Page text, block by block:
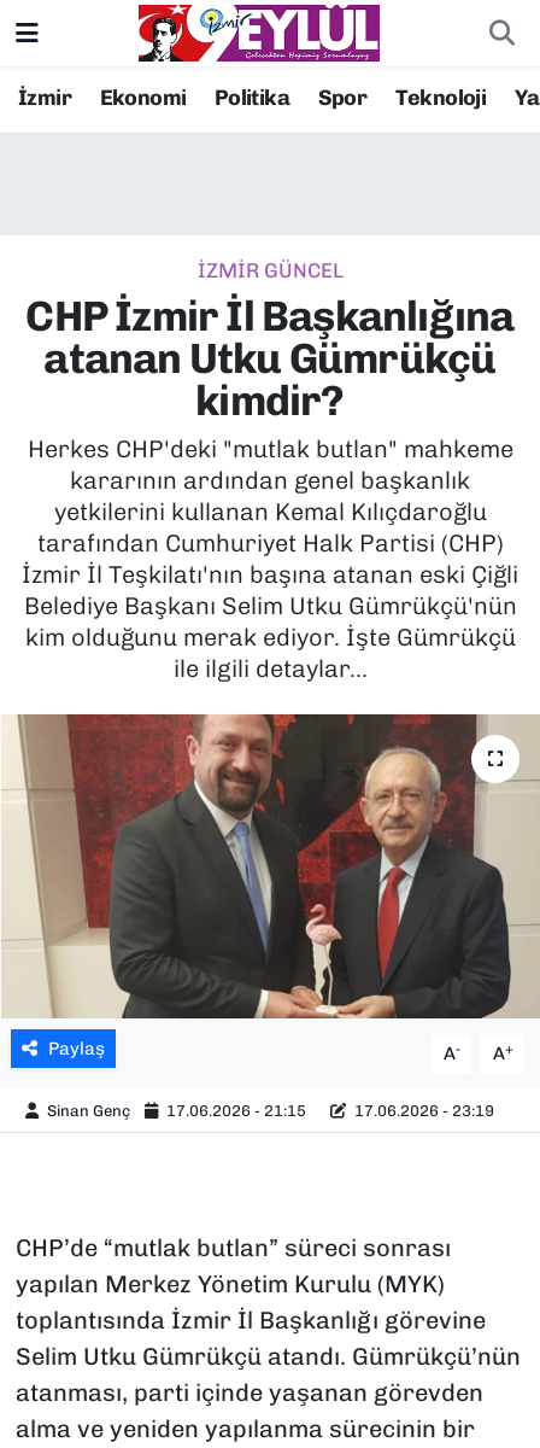
İzmir Ekonomi Politika Spor Teknoloji
İZMİR GÜNCEL
CHP İzmir İl Başkanlığına
atanan Utku Gümrükçü
kimdir?
Herkes CHP'deki "mutlak butlan" mahkeme
kararının ardından genel başkanlık
yetkilerini kullanan Kemal Kılıçdaroğlu
tarafından Cumhuriyet Halk Partisi (CHP)
İzmir İl Teşkilatı'nın başına atanan eski Çiğli
Belediye Başkanı Selim Utku Gümrükçü'nün
kim olduğunu merak ediyor. İşte Gümrükçü
ile ilgili detaylar...
Paylaş A- A+
Sinan Genç 17.06.2026 - 21:15 17.06.2026 - 23:19
CHP’de “mutlak butlan” süreci sonrası
yapılan Merkez Yönetim Kurulu (MYK)
toplantısında İzmir İl Başkanlığı görevine
Selim Utku Gümrükçü atandı. Gümrükçü’nün
atanması, parti içinde yaşanan görevden
alma ve yeniden yapılanma sürecinin bir
Resmi İlanlar
EKONOMİ
KÜLTÜR SANAT
MAGAZİN
POLİTİKA
SAĞLIK
SPOR
YAŞAM
YEREL YÖNETİMLER
Konak Nöbetçi Eczaneler
Süper Lig Puan Durumu ve Fikstür
Tüm Manşetler
Son Dakika Haberleri
Haber Arşivi